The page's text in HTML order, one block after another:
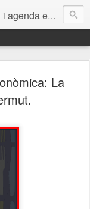
públic adult a Lleida
La